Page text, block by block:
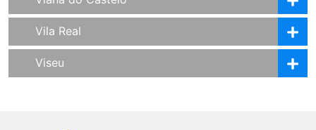
Vila Real
Viseu